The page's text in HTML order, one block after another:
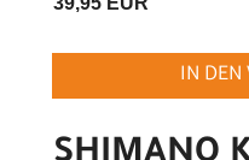
IN DEN